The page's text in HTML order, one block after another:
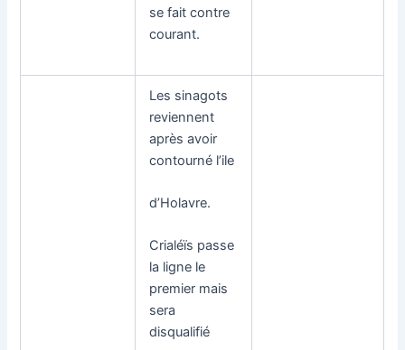
se fait contre
courant.
Les sinagots
reviennent
après avoir
contourné l’ile
d’Holavre.
Crialéïs passe
la ligne le
premier mais
sera
disqualifié